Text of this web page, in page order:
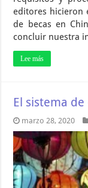
editores hicieron
de becas en
concluir nuestra
Lee más
El sistema
marzo 28, 2020